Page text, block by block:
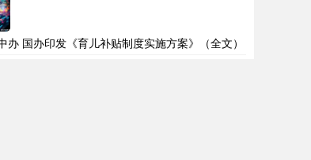
办 国办印发《育儿补贴制度实施方案》（全文）